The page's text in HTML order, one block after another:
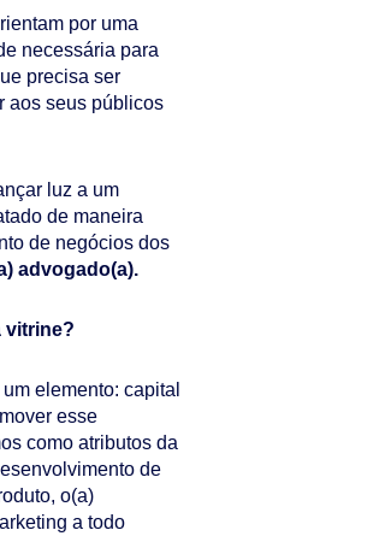
por uma
necessária para
precisa ser
aos seus públicos
luz a um
de maneira
de negócios dos
advogado(a).
vitrine?
elemento: capital
esse
como atributos da
de
o(a)
a todo